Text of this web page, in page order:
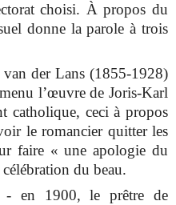
choisi. À propos du
donne la parole à trois
der Lans (1855-1928)
l’œuvre de Joris-Karl
catholique, ceci à propos
le romancier quitter les
faire « une apologie du
du beau.
- en 1900, le prêtre de